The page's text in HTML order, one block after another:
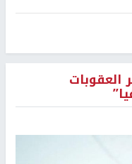
العقوبات